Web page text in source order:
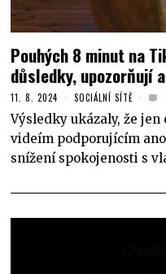
Pouhých 8 minut na
důsledky, upozorňují
11. 8. 2024 SOCIÁLNÍ SÍTĚ
Výsledky ukázaly, že
videím podporujícím
snížení spokojenosti s